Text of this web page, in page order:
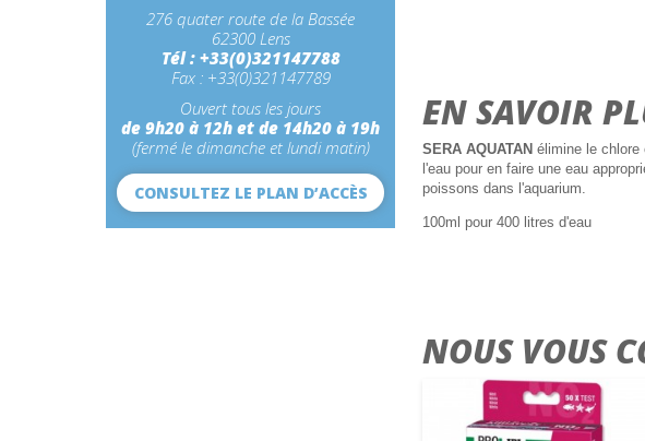
EN SAVOIR
SERA AQUATAN élimine le
l'eau pour en faire une eau
poissons dans l'aquarium.
100ml pour 400 litres d'eau
NOUS VOUS
276 quater route de la Bassée
62300 Lens
Tél : +33(0)321147788
Fax : +33(0)321147789
Ouvert tous les jours
de 9h20 à 12h et de 14h20 à 19h
(fermé le dimanche et lundi matin)
CONSULTEZ LE PLAN D’ACCÈS